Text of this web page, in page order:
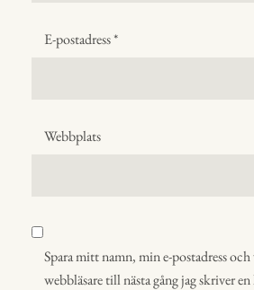
E-postadress*
Webbplats
Spara mitt namn, min e-postadress
webbläsare till nästa gång jag skriver